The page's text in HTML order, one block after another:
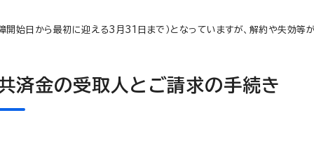
始日から最初に迎える3月31日まで）となっていますが、解約や失効等
済金の受取人とご請求の手続き